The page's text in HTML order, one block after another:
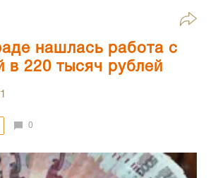
нашлась работа с
в 220 тысяч рублей
0